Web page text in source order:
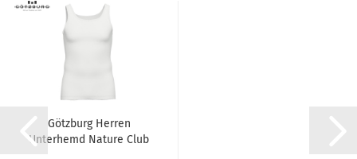
Götzburg Herren
Unterhemd Nature Club